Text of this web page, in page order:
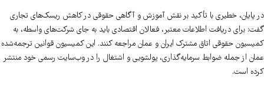
در پایان، خطیری با تأکید بر نقش آموزش و آگاهی حقوقی در کاهش ریسک‌های تجاری
گفت: برای دریافت اطلاعات معتبر، فعالان اقتصادی باید به جای شرکت‌های واسطه، به
کمیسیون حقوقی اتاق مشترک ایران و عمان مراجعه کنند. این کمیسیون قوانین ترجمه‌شده
عمان از جمله ضوابط سرمایه‌گذاری، پولشویی و اشتغال را در وب‌سایت رسمی خود منتشر
کرده است.